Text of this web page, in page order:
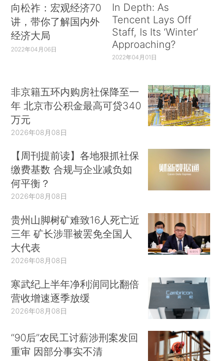
向松祚：宏观经济70
讲，带你了解国内外
经济大局
2022年04月06日
In Depth: As
Tencent Lays Off
Staff, Is Its ‘Winter’
Approaching?
2022年04月01日
非京籍五环内购房社保降至一
年 北京市公积金最高可贷340
万元
2026年08月08日
【周刊提前读】各地狠抓社保
缴费基数 合规与企业减负如
何平衡？
2026年08月08日
贵州山脚树矿难致16人死亡近
三年 矿长涉罪被罢免全国人
大代表
2026年08月08日
寒武纪上半年净利润同比翻倍
营收增速逐季放缓
2026年08月08日
“90后”农民工讨薪涉刑案发回
重审 因部分事实不清